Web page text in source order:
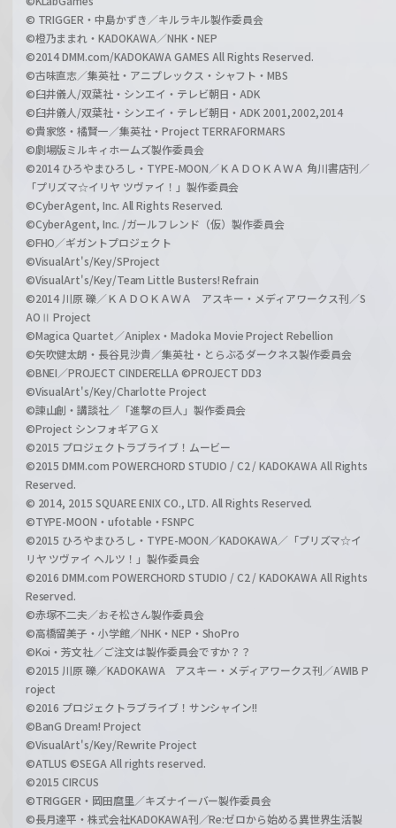
© TRIGGER・中島かずき／キルラキル製作委員会
©橙乃ままれ・KADOKAWA／NHK・NEP
©2014 DMM.com/KADOKAWA GAMES All Rights Reserved.
©古味直志／集英社・アニプレックス・シャフト・MBS
©臼井儀人/双葉社・シンエイ・テレビ朝日・ADK
©臼井儀人/双葉社・シンエイ・テレビ朝日・ADK 2001,2002,2014
©貴家悠・橘賢一／集英社・Project TERRAFORMARS
©劇場版ミルキィホームズ製作委員会
©2014 ひろやまひろし・TYPE-MOON／ＫＡＤＯＫＡＷＡ 角川書店刊／
「プリズマ☆イリヤ ツヴァイ！」製作委員会
©CyberAgent, Inc. All Rights Reserved.
©CyberAgent, Inc. /ガールフレンド（仮）製作委員会
©FHO／ギガントプロジェクト
©VisualArt's/Key/SProject
©VisualArt's/Key/Team Little Busters! Refrain
©2014 川原 礫／ＫＡＤＯＫＡＷＡ アスキー・メディアワークス刊／S
AOⅡ Project
©Magica Quartet／Aniplex・Madoka Movie Project Rebellion
©矢吹健太朗・長谷見沙貴／集英社・とらぶるダークネス製作委員会
©BNEI／PROJECT CINDERELLA ©PROJECT DD3
©VisualArt's/Key/Charlotte Project
©諫山創・講談社／「進撃の巨人」製作委員会
©Project シンフォギアＧＸ
©2015 プロジェクトラブライブ！ムービー
©2015 DMM.com POWERCHORD STUDIO / C2 / KADOKAWA All Rights
Reserved.
© 2014, 2015 SQUARE ENIX CO., LTD. All Rights Reserved.
©TYPE-MOON・ufotable・FSNPC
©2015 ひろやまひろし・TYPE-MOON／KADOKAWA／「プリズマ☆イ
リヤ ツヴァイ ヘルツ！」製作委員会
©2016 DMM.com POWERCHORD STUDIO / C2 / KADOKAWA All Rights
Reserved.
©赤塚不二夫／おそ松さん製作委員会
©高橋留美子・小学館／NHK・NEP・ShoPro
©Koi・芳文社／ご注文は製作委員会ですか？？
©2015 川原 礫／KADOKAWA アスキー・メディアワークス刊／AWIB P
roject
©2016 プロジェクトラブライブ！サンシャイン!!
©BanG Dream! Project
©VisualArt's/Key/Rewrite Project
©ATLUS ©SEGA All rights reserved.
©2015 CIRCUS
©TRIGGER・岡田麿里／キズナイーバー製作委員会
©長月達平・株式会社KADOKAWA刊／Re:ゼロから始める異世界生活製